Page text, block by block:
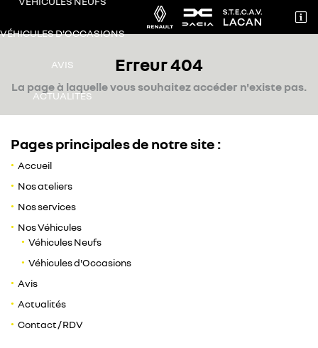
VÉHICULES D'OCCASIONS
AVIS
ACTUALITÉS

71 AVENUE DE TOULOUSE
05 62 89 01 89
 Recopier le code ci-contre
Rafraîchir le captcha
Erreur 404
La page à laquelle vous souhaitez accéder n'existe pas.
Pages principales de notre site :
Accueil
Nos ateliers
Nos services
Nos Véhicules
Véhicules Neufs
Véhicules d'Occasions
Avis
Actualités
Contact / RDV